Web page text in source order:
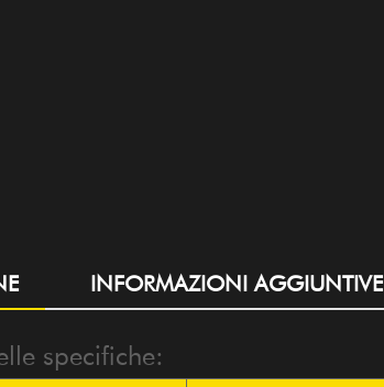
INFORMAZIONI AGGIUNTIVE
specifiche: